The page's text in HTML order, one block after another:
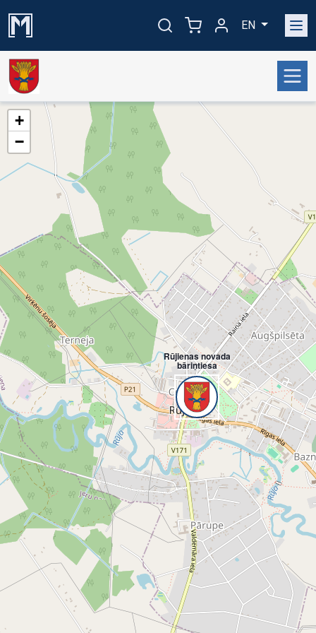
EN
Rūjienas novada
bāriņtiesa
+
−